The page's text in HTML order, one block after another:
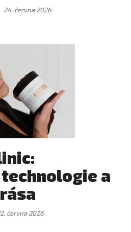
24. června 2026
a
června 2026